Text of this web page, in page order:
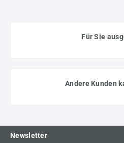
Für Sie
Andere Kunden
Newsletter